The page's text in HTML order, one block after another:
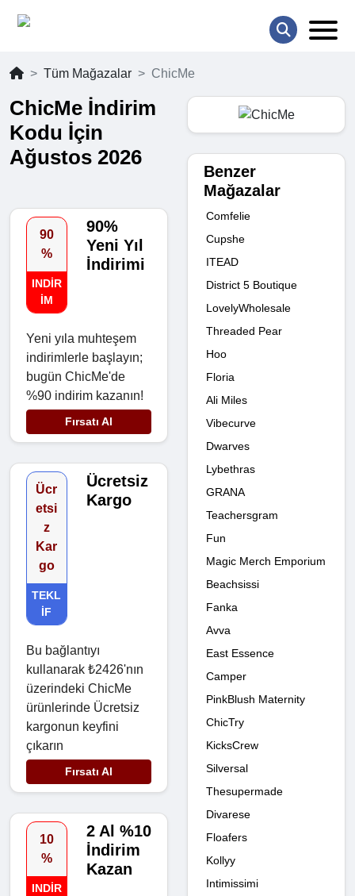
Tüm Mağazalar ChicMe
ChicMe İndirim
Kodu İçin
Ağustos 2026
90
%
INDIR
IM
90%
Yeni Yıl
İndirimi
Yeni yıla muhteşem
indirimlerle başlayın;
bugün ChicMe'de
%90 indirim kazanın!
Fırsatı Al
Ücr
etsi
z
Kar
go
TEKL
IF
Ücretsiz
Kargo
Bu bağlantıyı
kullanarak ₺2426'nın
üzerindeki ChicMe
ürünlerinde Ücretsiz
kargonun keyfini
çıkarın
Fırsatı Al
10
%
INDIR
2 Al %10
İndirim
Kazan
Benzer
Mağazalar
Comfelie
Cupshe
ITEAD
District 5 Boutique
LovelyWholesale
Threaded Pear
Hoo
Floria
Ali Miles
Vibecurve
Dwarves
Lybethras
GRANA
Teachersgram
Fun
Magic Merch Emporium
Beachsissi
Fanka
Avva
East Essence
Camper
PinkBlush Maternity
ChicTry
KicksCrew
Silversal
Thesupermade
Divarese
Floafers
Kollyy
Intimissimi